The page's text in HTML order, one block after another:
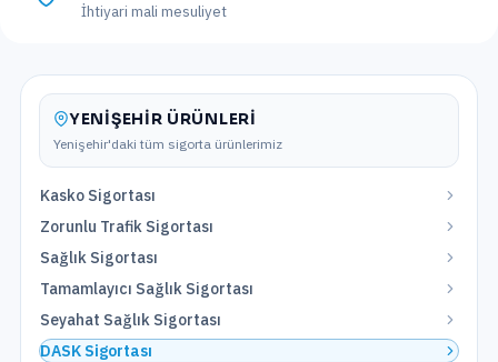
İhtiyari mali mesuliyet
YENIŞEHIR ÜRÜNLERI
Yenişehir'daki tüm sigorta ürünlerimiz
Kasko Sigortası
Zorunlu Trafik Sigortası
Sağlık Sigortası
Tamamlayıcı Sağlık Sigortası
Seyahat Sağlık Sigortası
DASK Sigortası